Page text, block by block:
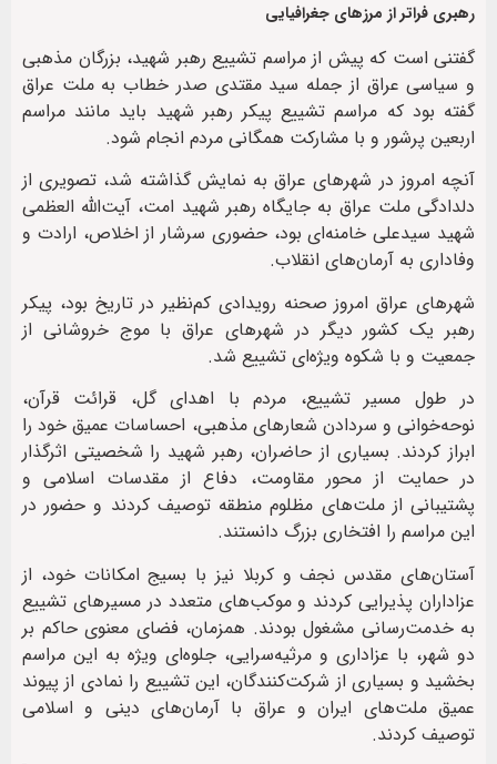
رهبری فراتر از مرزهای جغرافیایی
گفتنی است که پیش از مراسم تشییع رهبر شهید، بزرگان مذهبی
و سیاسی عراق از جمله سید مقتدی صدر خطاب به ملت عراق
گفته بود که مراسم تشییع پیکر رهبر شهید باید مانند مراسم
اربعین پرشور و با مشارکت همگانی مردم انجام شود.
آنچه امروز در شهرهای عراق به نمایش گذاشته شد، تصویری از
دلدادگی ملت عراق به جایگاه رهبر شهید امت، آیت‌الله العظمی
شهید سیدعلی خامنه‌ای بود، حضوری سرشار از اخلاص، ارادت و
وفاداری به آرمان‌های انقلاب.
شهرهای عراق امروز صحنه رویدادی کم‌نظیر در تاریخ بود، پیکر‌
رهبر یک کشور دیگر در شهرهای عراق با موج خروشانی از
جمعیت و با شکوه ویژه‌ای تشییع شد.
در طول مسیر تشییع، مردم با اهدای گل، قرائت قرآن،
نوحه‌خوانی و سردادن شعارهای مذهبی، احساسات عمیق خود را
ابراز کردند. بسیاری از حاضران، رهبر شهید را شخصیتی اثرگذار
در حمایت از محور مقاومت، دفاع از مقدسات اسلامی و
پشتیبانی از ملت‌های مظلوم منطقه توصیف کردند و حضور در
این مراسم را افتخاری بزرگ دانستند.
آستان‌های مقدس نجف و کربلا نیز با بسیج امکانات خود، از
عزاداران پذیرایی کردند و موکب‌های متعدد در مسیرهای تشییع
به خدمت‌رسانی مشغول بودند. همزمان، فضای معنوی حاکم بر
دو شهر، با عزاداری و مرثیه‌سرایی، جلوه‌ای ویژه به این مراسم
بخشید و بسیاری از شرکت‌کنندگان، این تشییع را نمادی از پیوند
عمیق ملت‌های ایران و عراق با آرمان‌های دینی و اسلامی
توصیف کردند.